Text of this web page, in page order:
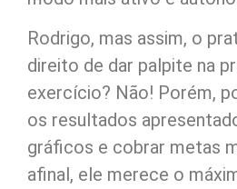
Rodrigo, mas assim, o
direito de dar palpite na
exercício? Não! Porém,
os resultados
gráficos e cobrar metas
afinal, ele merece o